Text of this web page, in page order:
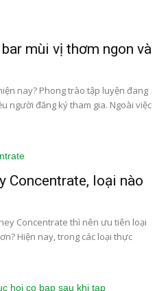
mùi vị thơm ngon và
nay? Phong trào tập luyện đang
người đăng ký tham gia. Ngoài việc
Concentrate, loại nào
Concentrate thì nên ưu tiên loại
Hiện nay, trong các loại thực